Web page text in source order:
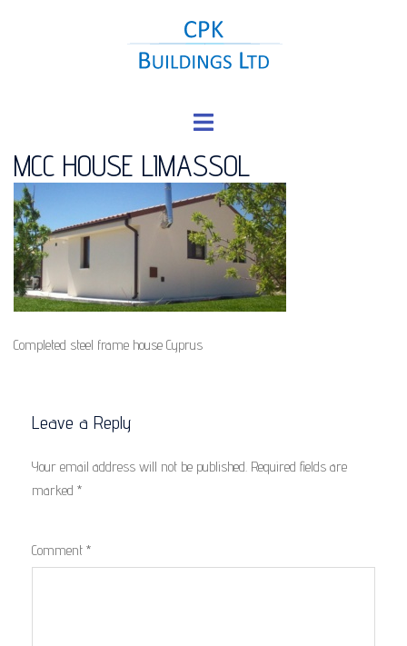
Toggle
MCC HOUSE LIMASSOL
Completed steel frame house Cyprus
Leave a Reply
Your email address will not be published. Required fields are
marked *
Comment *